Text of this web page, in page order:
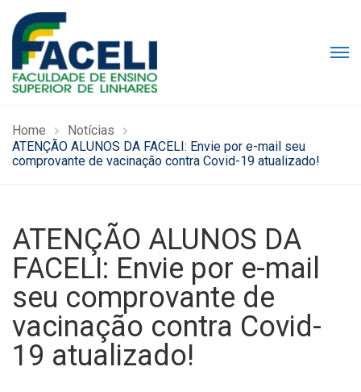
Home
Notícias
ATENÇÃO ALUNOS DA FACELI: Envie por e-mail seu
comprovante de vacinação contra Covid-19 atualizado!
ATENÇÃO ALUNOS DA
FACELI: Envie por e-mail
seu comprovante de
vacinação contra Covid-
19 atualizado!